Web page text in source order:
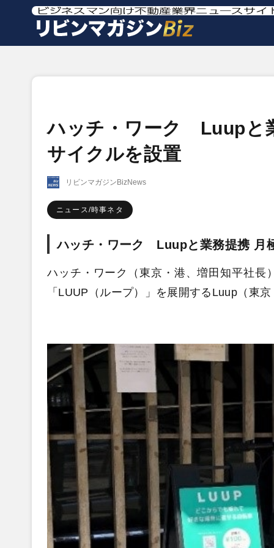
ハッチ・ワーク Luupと
サイクルを設置
リビンマガジンBizNews
ニュース/時事ネタ
ハッチ・ワーク Luupと業務提携 月
ハッチ・ワーク（東京・港、増田知平社長
「LUUP（ループ）」を展開するLuup（東